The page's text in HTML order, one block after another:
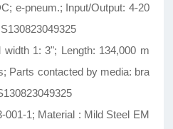
e-pneum.; Input/Output: 4-20
width 1: 3"; Length: 134,000 m
Parts contacted by media: bra
001-1; Material : Mild Steel EM